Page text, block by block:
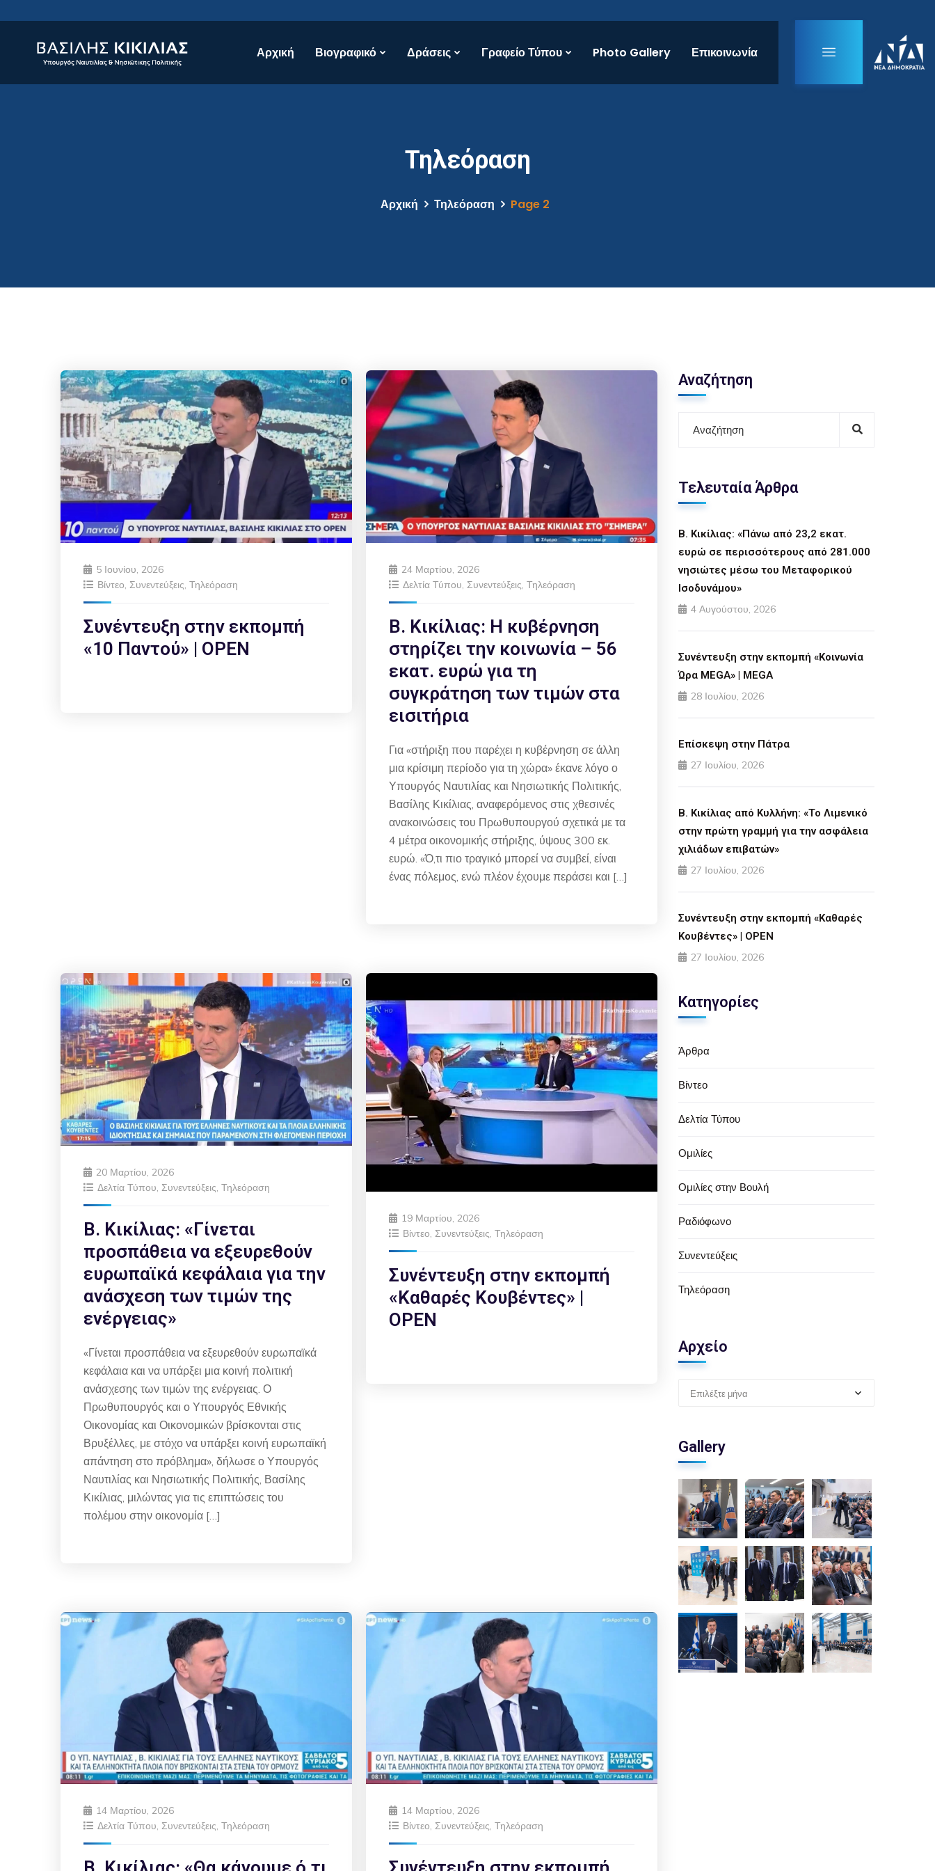
Αρχική Βιογραφικό Δράσεις Γραφείο Τύπου Photo Gallery Επικοινωνία
Τηλεόραση
Αρχική Τηλεόραση Page 2
5 Ιουνίου, 2026
Βίντεο, Συνεντεύξεις, Τηλεόραση
Συνέντευξη στην εκπομπή
«10 Παντού» | OPEN
24 Μαρτίου, 2026
Δελτία Τύπου, Συνεντεύξεις, Τηλεόραση
Β. Κικίλιας: Η κυβέρνηση
στηρίζει την κοινωνία – 56
εκατ. ευρώ για τη
συγκράτηση των τιμών στα
εισιτήρια
Για «στήριξη που παρέχει η κυβέρνηση σε άλλη
μια κρίσιμη περίοδο για τη χώρα» έκανε λόγο ο
Υπουργός Ναυτιλίας και Νησιωτικής Πολιτικής,
Βασίλης Κικίλιας, αναφερόμενος στις χθεσινές
ανακοινώσεις του Πρωθυπουργού σχετικά με τα
4 μέτρα οικονομικής στήριξης, ύψους 300 εκ.
ευρώ. «Ό,τι πιο τραγικό μπορεί να συμβεί, είναι
ένας πόλεμος, ενώ πλέον έχουμε περάσει και […]
20 Μαρτίου, 2026
Δελτία Τύπου Συνεντεύξεις Τηλεόραση
Β. Κικίλιας: «Γίνεται
προσπάθεια να εξευρεθούν
ευρωπαϊκά κεφάλαια για την
ανάσχεση των τιμών της
ενέργειας»
«Γίνεται προσπάθεια να εξευρεθούν ευρωπαϊκά
κεφάλαια και να υπάρξει μια κοινή πολιτική
ανάσχεσης των τιμών της ενέργειας. Ο
Πρωθυπουργός και ο Υπουργός Εθνικής
Οικονομίας και Οικονομικών βρίσκονται στις
Βρυξέλλες, με στόχο να υπάρξει κοινή ευρωπαϊκή
απάντηση στο πρόβλημα», δήλωσε ο Υπουργός
Ναυτιλίας και Νησιωτικής Πολιτικής, Βασίλης
Κικίλιας, μιλώντας για τις επιπτώσεις του
πολέμου στην οικονομία […]
19 Μαρτίου, 2026
Βίντεο, Συνεντεύξεις, Τηλεόραση
Συνέντευξη στην εκπομπή
«Καθαρές Κουβέντες» |
OPEN
14 Μαρτίου, 2026
Δελτία Τύπου, Συνεντεύξεις, Τηλεόραση
14 Μαρτίου, 2026
Βίντεο, Συνεντεύξεις, Τηλεόραση
Αναζήτηση
Τελευταία Άρθρα
Β. Κικίλιας: «Πάνω από 23,2 εκατ.
ευρώ σε περισσότερους από 281.000
νησιώτες μέσω του Μεταφορικού
Ισοδυνάμου»
4 Αυγούστου, 2026
Συνέντευξη στην εκπομπή «Κοινωνία
Ώρα MEGA» | MEGA
28 Ιουλίου, 2026
Επίσκεψη στην Πάτρα
27 Ιουλίου, 2026
Β. Κικίλιας από Κυλλήνη: «Το Λιμενικό
στην πρώτη γραμμή για την ασφάλεια
χιλιάδων επιβατών»
27 Ιουλίου, 2026
Συνέντευξη στην εκπομπή «Καθαρές
Κουβέντες» | OPEN
27 Ιουλίου, 2026
Κατηγορίες
Άρθρα
Βίντεο
Δελτία Τύπου
Ομιλίες
Ομιλίες στην Βουλή
Ραδιόφωνο
Συνεντεύξεις
Τηλεόραση
Αρχείο
Επιλέξτε μήνα
Gallery